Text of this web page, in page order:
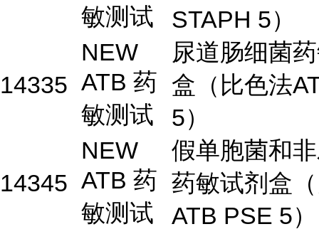
敏测试
STAPH 5）
14335
NEW
ATB 药
敏测试
尿道肠细菌
盒（比色法
5）
14345
NEW
ATB 药
敏测试
假单胞菌和
药敏试剂盒
ATB PSE 5）